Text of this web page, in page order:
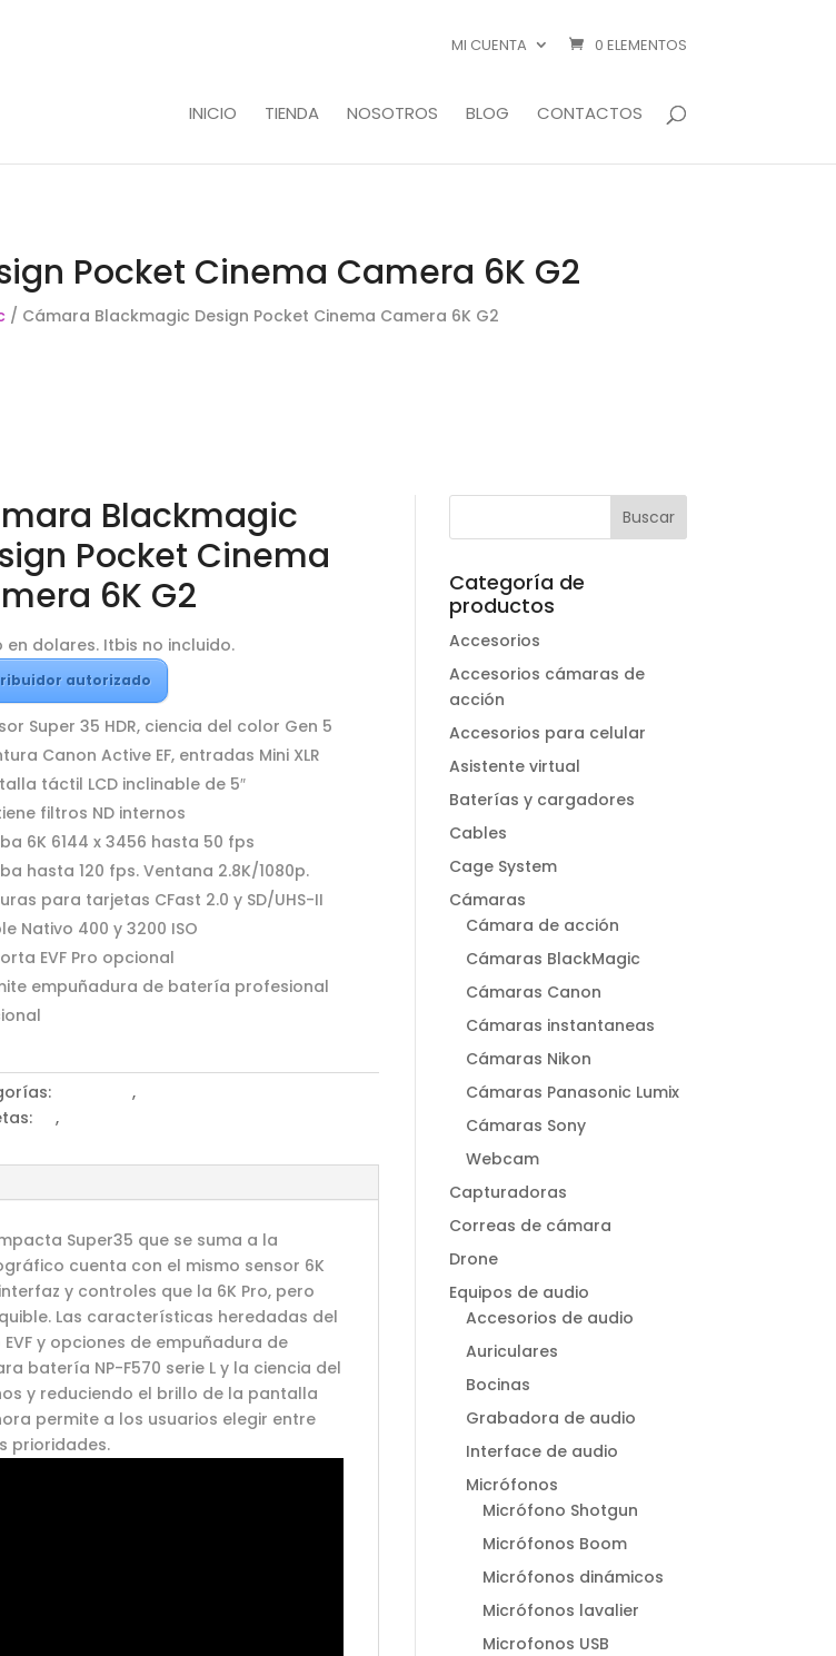
MI CUENTA 0 ELEMENTOS
INICIO TIENDA NOSOTROS BLOG CONTACTOS
Pocket Cinema Camera 6K G2
/ Cámara Blackmagic Design Pocket Cinema Camera 6K G2
Blackmagic
Pocket Cinema
6K G2
en dolares. Itbis no incluido.
autorizado
Super 35 HDR, ciencia del color Gen 5
Canon Active EF, entradas Mini XLR
táctil LCD inclinable de 5″
filtros ND internos
6K 6144 x 3456 hasta 50 fps
hasta 120 fps. Ventana 2.8K/1080p.
para tarjetas CFast 2.0 y SD/UHS-II
Nativo 400 y 3200 ISO
EVF Pro opcional
empuñadura de batería profesional
,
,
Super35 que se suma a la
cuenta con el mismo sensor 6K
y controles que la 6K Pro, pero
Las características heredadas del
y opciones de empuñadura de
batería NP-F570 serie L y la ciencia del
y reduciendo el brillo de la pantalla
permite a los usuarios elegir entre
prioridades.
Categoría de
productos
Accesorios
Accesorios cámaras de
acción
Accesorios para celular
Asistente virtual
Baterías y cargadores
Cables
Cage System
Cámaras
Cámara de acción
Cámaras BlackMagic
Cámaras Canon
Cámaras instantaneas
Cámaras Nikon
Cámaras Panasonic Lumix
Cámaras Sony
Webcam
Capturadoras
Correas de cámara
Drone
Equipos de audio
Accesorios de audio
Auriculares
Bocinas
Grabadora de audio
Interface de audio
Micrófonos
Micrófono Shotgun
Micrófonos Boom
Micrófonos dinámicos
Micrófonos lavalier
Microfonos USB